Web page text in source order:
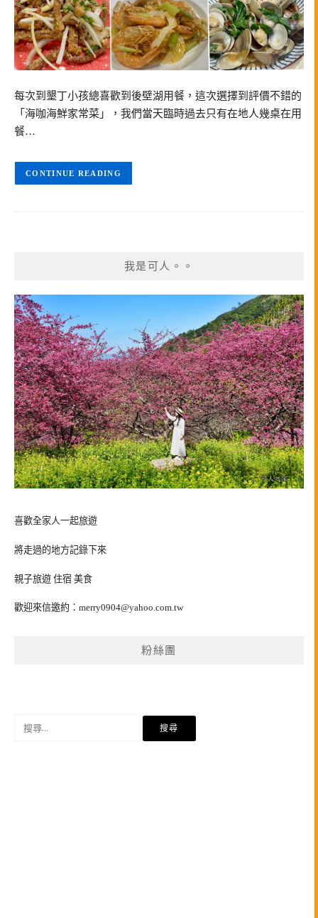
每次到墾丁小孩總喜歡到後壁湖用餐，這次選擇到評價不錯的
「海咖海鮮家常菜」，我們當天臨時過去只有在地人幾桌在用
餐…
CONTINUE READING
我是可人。。
喜歡全家人一起旅遊
將走過的地方記錄下來
親子旅遊 住宿 美食
歡迎來信邀約： merry0904@yahoo.com.tw
粉絲團